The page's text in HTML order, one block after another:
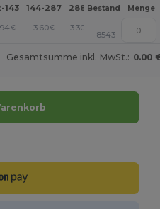
143 144-287 288 + Mehr
Bestand Menge
€ 3.60€ 3.30 +
8543
Gesamtsumme inkl. MwSt.: 0.00